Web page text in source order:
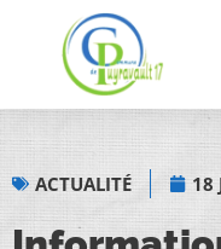
ACTUALITÉ 18